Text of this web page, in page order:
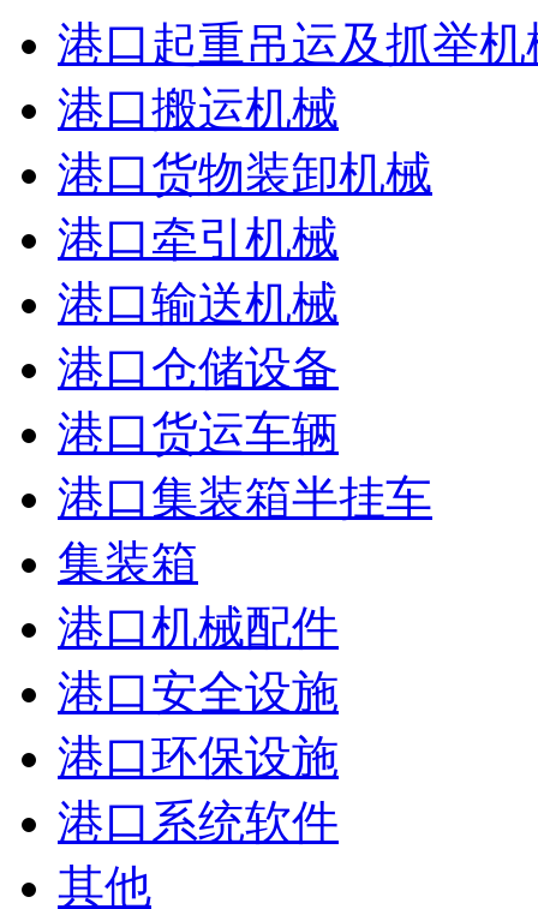
港口起重吊运及抓举机
港口搬运机械
港口货物装卸机械
港口牵引机械
港口输送机械
港口仓储设备
港口货运车辆
港口集装箱半挂车
集装箱
港口机械配件
港口安全设施
港口环保设施
港口系统软件
其他